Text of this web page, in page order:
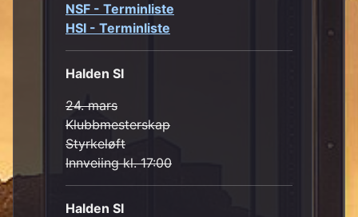
NSF - Terminliste
HSI - Terminliste
Halden SI
24. mars
Klubbmesterskap
Styrkeløft
Innveiing kl. 17:00
Halden SI